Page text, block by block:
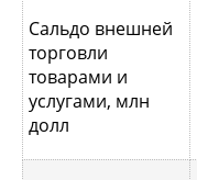
Сальдо внешней
торговли
товарами и
услугами, млн
долл